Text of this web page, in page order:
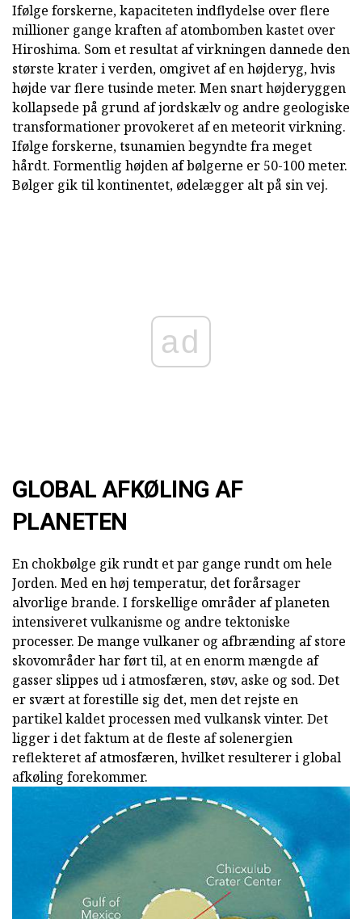
Ifølge forskerne, kapaciteten indflydelse over flere
millioner gange kraften af atombomben kastet over
Hiroshima. Som et resultat af virkningen dannede den
største krater i verden, omgivet af en højderyg, hvis
højde var flere tusinde meter. Men snart højderyggen
kollapsede på grund af jordskælv og andre geologiske
transformationer provokeret af en meteorit virkning.
Ifølge forskerne, tsunamien begyndte fra meget
hårdt. Formentlig højden af bølgerne er 50-100 meter.
Bølger gik til kontinentet, ødelægger alt på sin vej.
ad
GLOBAL AFKØLING AF
PLANETEN
En chokbølge gik rundt et par gange rundt om hele
Jorden. Med en høj temperatur, det forårsager
alvorlige brande. I forskellige områder af planeten
intensiveret vulkanisme og andre tektoniske
processer. De mange vulkaner og afbrænding af store
skovområder har ført til, at en enorm mængde af
gasser slippes ud i atmosfæren, støv, aske og sod. Det
er svært at forestille sig det, men det rejste en
partikel kaldet processen med vulkansk vinter. Det
ligger i det faktum at de fleste af solenergien
reflekteret af atmosfæren, hvilket resulterer i global
afkøling forekommer.